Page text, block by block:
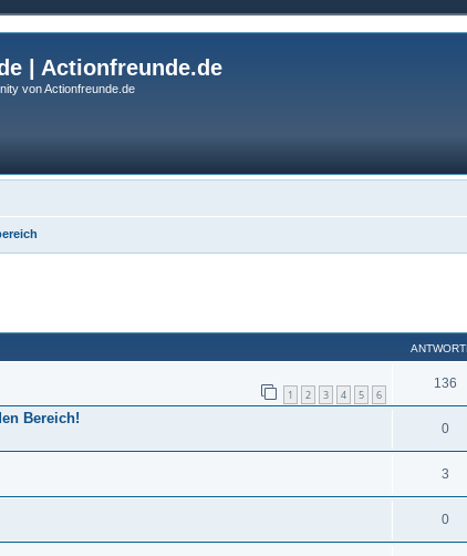
| Actionfreunde.de
von Actionfreunde.de
1 2 3 4 5 6
136
Bereich!
0
3
0